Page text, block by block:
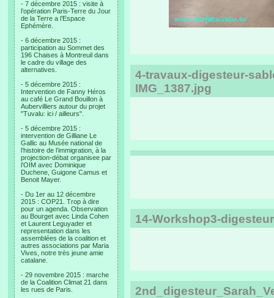
- 7 décembre 2015 : visite à
l’opération Paris-Terre du Jour
de la Terre a l’Espace
Ephémère.
- 6 décembre 2015 :
participation au Sommet des
196 Chaises à Montreuil dans
le cadre du village des
alternatives.
- 5 décembre 2015 :
Intervention de Fanny Héros
au café Le Grand Bouillon à
Aubervilliers autour du projet
"Tuvalu: ici / ailleurs".
- 5 décembre 2015 :
intervention de Gilliane Le
Gallic au Musée national de
l’histoire de l’immigration, à la
projection-débat organisee par
l’OIM avec Dominique
Duchene, Guigone Camus et
Benoit Mayer.
- Du 1er au 12 décembre
2015 : COP21. Trop à dire
pour un agenda. Observation
au Bourget avec Linda Cohen
et Laurent Leguyader et
representation dans les
assemblées de la coalition et
autres associations par Maria
Vives, notre très jeune amie
catalane.
- 29 novembre 2015 : marche
de la Coalition Climat 21 dans
les rues de Paris.
4-travaux-digesteur-
IMG_1387.jpg
14-Workshop3-